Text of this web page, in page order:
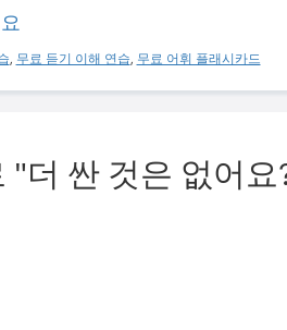
, 무료 듣기 이해 연습, 무료 어휘 플래시카드
"더 싼 것은 없어